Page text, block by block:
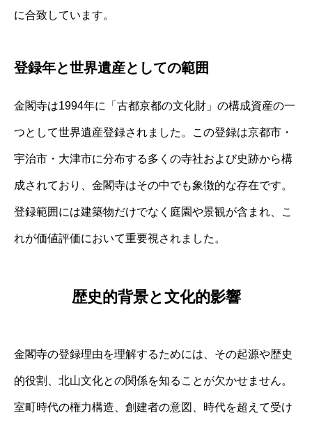
に合致しています。
登録年と世界遺産としての範囲
金閣寺は1994年に「古都京都の文化財」の構成資産の一
つとして世界遺産登録されました。この登録は京都市・
宇治市・大津市に分布する多くの寺社および史跡から構
成されており、金閣寺はその中でも象徴的な存在です。
登録範囲には建築物だけでなく庭園や景観が含まれ、こ
れが価値評価において重要視されました。
歴史的背景と文化的影響
金閣寺の登録理由を理解するためには、その起源や歴史
的役割、北山文化との関係を知ることが欠かせません。
室町時代の権力構造、創建者の意図、時代を超えて受け